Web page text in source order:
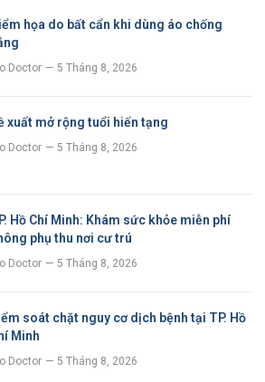
họa do bất cẩn khi dùng áo chống
Doctor 5 Tháng 8, 2026
xuất mở rộng tuổi hiến tạng
Doctor 5 Tháng 8, 2026
Hồ Chí Minh: Khám sức khỏe miễn phí
phụ thu nơi cư trú
Doctor 5 Tháng 8, 2026
soát chặt nguy cơ dịch bệnh tại TP. Hồ
Minh
Doctor 5 Tháng 8, 2026